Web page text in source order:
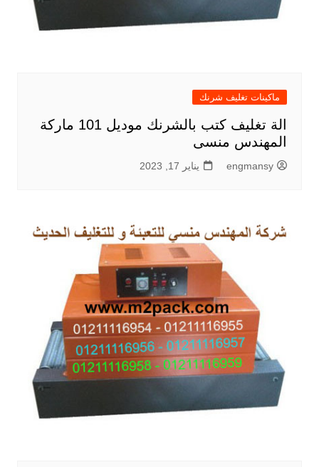
ماكينات تغليف شرنك
الة تغليف كتب بالشرنك موديل 101 ماركة
المهندس منسى
engmansy يناير 17, 2023